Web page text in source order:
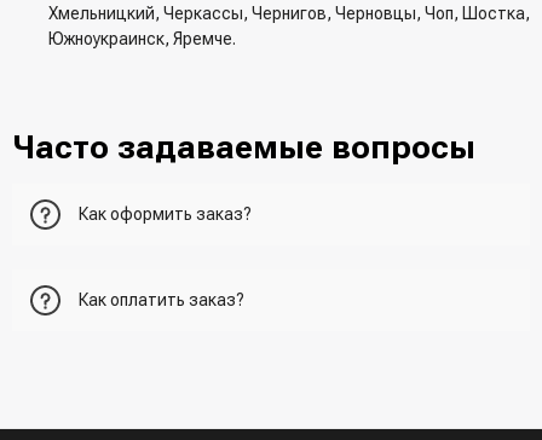
Хмельницкий, Черкассы, Чернигов, Черновцы, Чоп, Шостка,
Южноукраинск, Яремче.
Часто задаваемые вопросы
Как оформить заказ?
корзину и указать всю необходимую информацию о
наберет менеджер для подтверждения и уточнения данных.
Как оплатить заказ?